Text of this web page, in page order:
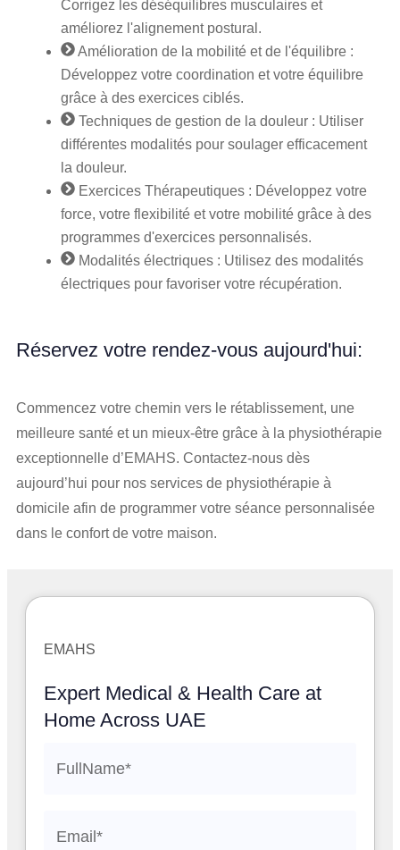
Corrigez les déséquilibres musculaires et
améliorez l'alignement postural.
Amélioration de la mobilité et de l'équilibre :
Développez votre coordination et votre équilibre
grâce à des exercices ciblés.
Techniques de gestion de la douleur : Utiliser
différentes modalités pour soulager efficacement
la douleur.
Exercices Thérapeutiques : Développez votre
force, votre flexibilité et votre mobilité grâce à des
programmes d'exercices personnalisés.
Modalités électriques : Utilisez des modalités
électriques pour favoriser votre récupération.
Réservez votre rendez-vous aujourd'hui:
Commencez votre chemin vers le rétablissement, une
meilleure santé et un mieux-être grâce à la physiothérapie
exceptionnelle d’EMAHS. Contactez-nous dès
aujourd’hui pour nos services de physiothérapie à
domicile afin de programmer votre séance personnalisée
dans le confort de votre maison.
EMAHS
Expert Medical & Health Care at
Home Across UAE